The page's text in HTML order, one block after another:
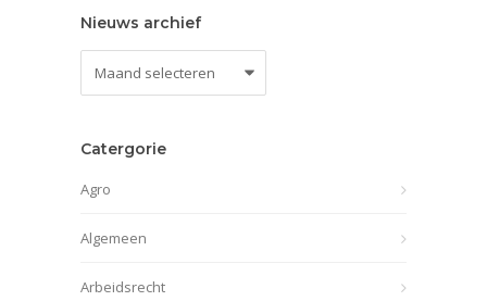
Nieuws archief
Catergorie
Agro
Algemeen
Arbeidsrecht